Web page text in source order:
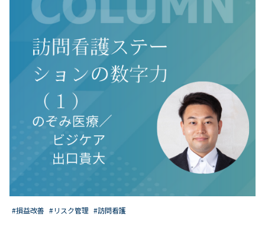
#損益改善 #リスク管理 #訪問看護